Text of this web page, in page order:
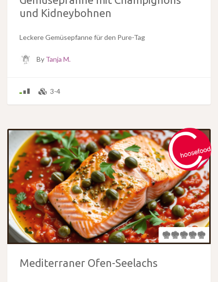
und Kidneybohnen
Leckere Gemüsepfanne für den Pure-Tag
By Tanja M.
3-4
Mediterraner Ofen-Seelachs